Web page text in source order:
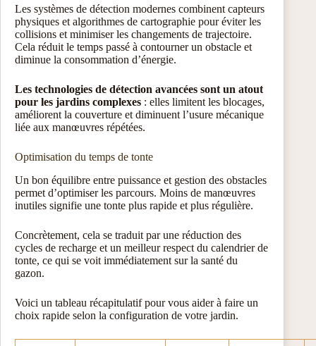
Les systèmes de détection modernes combinent capteurs
physiques et algorithmes de cartographie pour éviter les
collisions et minimiser les changements de trajectoire.
Cela réduit le temps passé à contourner un obstacle et
diminue la consommation d’énergie.
Les technologies de détection avancées sont un atout
pour les jardins complexes : elles limitent les blocages,
améliorent la couverture et diminuent l’usure mécanique
liée aux manœuvres répétées.
Optimisation du temps de tonte
Un bon équilibre entre puissance et gestion des obstacles
permet d’optimiser les parcours. Moins de manœuvres
inutiles signifie une tonte plus rapide et plus régulière.
Concrètement, cela se traduit par une réduction des
cycles de recharge et un meilleur respect du calendrier de
tonte, ce qui se voit immédiatement sur la santé du
gazon.
Voici un tableau récapitulatif pour vous aider à faire un
choix rapide selon la configuration de votre jardin.